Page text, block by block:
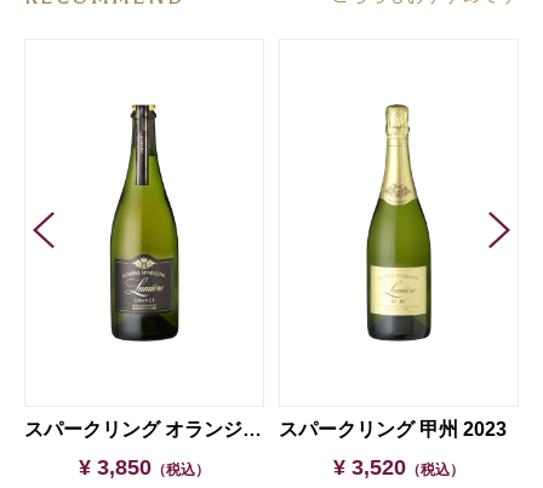
スパークリング オランジェ 2023
¥ 3,850 （税込）
スパークリング 甲州 2023
¥ 3,520 （税込）